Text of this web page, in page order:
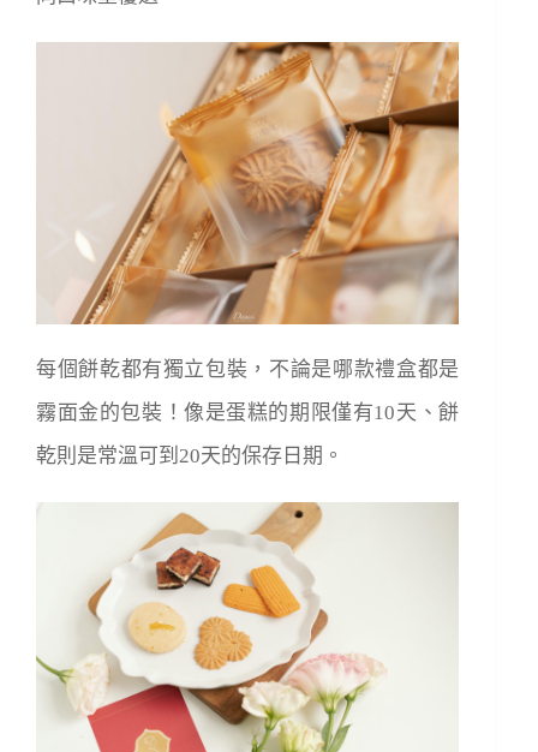
每個餅乾都有獨立包裝，不論是哪款禮盒都是
霧面金的包裝！像是蛋糕的期限僅有10天、餅
乾則是常溫可到20天的保存日期。